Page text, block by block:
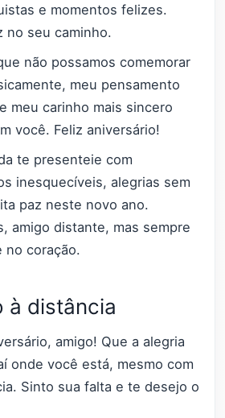
e momentos felizes.
no seu caminho.
não possamos comemorar
meu pensamento
meu carinho mais sincero
você. Feliz aniversário!
te presenteie com
inesquecíveis, alegrias sem
paz neste novo ano.
amigo distante, mas sempre
no coração.
à distância
amigo! Que a alegria
onde você está, mesmo com
Sinto sua falta e te desejo o